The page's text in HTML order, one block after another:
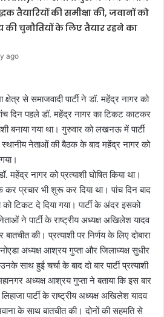
तैयारियों की समीक्षा की, जवानों को
की चुनौतियों के लिए तैयार रहने का
ago
से समाजवादी पार्टी ने डॉ. महेंद्र नागर को
पांच दिन पहले डॉ. महेंद्र नागर का टिकट काटकर
बनाया गया था। गुरुवार को लखनऊ में पार्टी
नेताओं की बैठक के बाद महेंद्र नागर को
महेंद्र नागर को प्रत्याशी घोषित किया था।
कर प्रचार भी शुरू कर दिया था। पांच दिन बाद
टिकट दे दिया गया। पार्टी के अंदर इसको
ने पार्टी के राष्ट्रीय अध्यक्ष अखिलेश यादव
की। प्रत्याशी पर निर्णय के लिए दोबारा
अध्यक्ष आश्रय गुप्ता और जिलाध्यक्ष सुधीर
साथ हुई चर्चा के बाद दो बार पार्टी प्रत्याशी
अध्यक्ष आश्रय गुप्ता ने बताया कि इस बार
पार्टी के राष्ट्रीय अध्यक्ष अखिलेश यादव
के साथ बातचीत की। दोनों की सहमति से